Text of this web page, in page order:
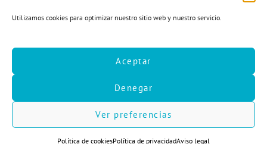
Utilizamos cookies para optimizar nuestro sitio web y nuestro servicio.
Aceptar
Denegar
Ver preferencias
Política de cookiesPolítica de privacidadAviso legal
info@cuentaconello.com
a n i
k